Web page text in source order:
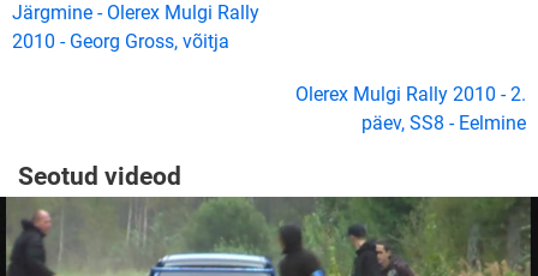
Järgmine - Olerex Mulgi Rally
2010 - Georg Gross, võitja
Olerex Mulgi Rally 2010 - 2.
päev, SS8 - Eelmine
Seotud videod